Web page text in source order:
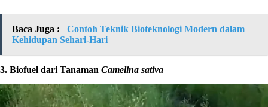
Baca Juga :
Contoh Teknik Bioteknologi Modern dalam
Kehidupan Sehari-Hari
3. Biofuel dari Tanaman Camelina sativa